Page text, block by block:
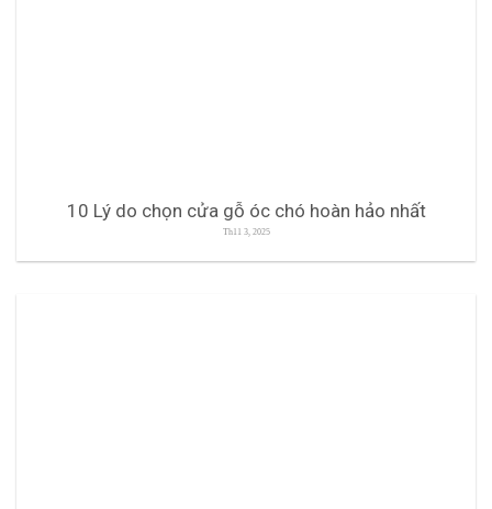
10 Lý do chọn cửa gỗ óc chó hoàn hảo nhất
Th11 3, 2025